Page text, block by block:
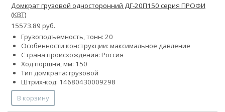
Домкрат грузовой односторонний ДГ-20П150 серия ПРОФИ
(КВТ)
15573.89 руб.
Грузоподъемность, тонн: 20
Особенности конструкции: максимальное давление
Страна происхождения: Россия
Ход поршня, мм: 150
Тип домкрата: грузовой
Штрих-код: 14680430009298
В корзину